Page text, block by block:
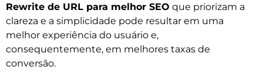
Rewrite de URL para melhor SEO que priorizam a
clareza e a simplicidade pode resultar em uma
melhor experiência do usuário e,
consequentemente, em melhores taxas de
conversão.